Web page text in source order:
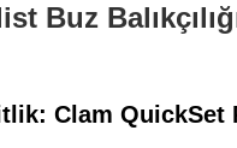
Buz
Clam